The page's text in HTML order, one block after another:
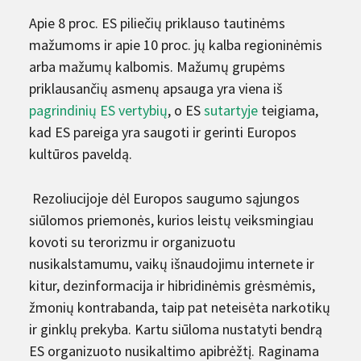
Apie 8 proc. ES piliečių priklauso tautinėms
mažumoms ir apie 10 proc. jų kalba regioninėmis
arba mažumų kalbomis. Mažumų grupėms
priklausančių asmenų apsauga yra viena iš
pagrindinių ES vertybių, o ESsutartyje teigiama,
kad ES pareiga yra saugoti ir gerinti Europos
kultūros paveldą.
Rezoliucijoje dėl Europos saugumo sąjungos
siūlomos priemonės, kurios leistų veiksmingiau
kovoti su terorizmu ir organizuotu
nusikalstamumu, vaikų išnaudojimu internete ir
kitur, dezinformacija ir hibridinėmis grėsmėmis,
žmonių kontrabanda, taip pat neteisėta narkotikų
ir ginklų prekyba. Kartu siūloma nustatyti bendrą
ES organizuoto nusikaltimo apibrėžtį. Raginama